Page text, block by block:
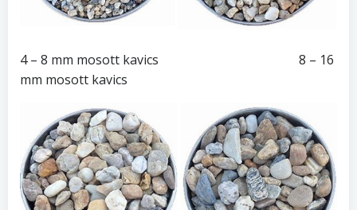
4 – 8 mm mosott kavics 8 – 16
mm mosott kavics